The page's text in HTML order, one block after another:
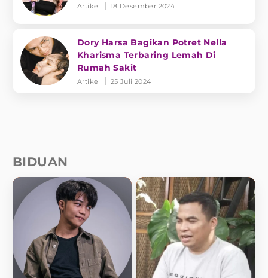
Artikel 18 Desember 2024
Dory Harsa Bagikan Potret Nella
Kharisma Terbaring Lemah Di
Rumah Sakit
Artikel 25 Juli 2024
BIDUAN